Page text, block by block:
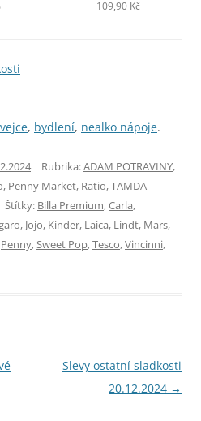
109,90 Kč
, bydlení, nealko nápoje.
| Rubrika:ADAM POTRAVINY,
, Penny Market, Ratio,TAMDA
| Štítky: Billa Premium,Carla,
, Jojo, Kinder, Laica, Lindt, Mars,
Penny,Sweet Pop,Tesco,Vincinni,
Slevy ostatní sladkosti
20.12.2024 →